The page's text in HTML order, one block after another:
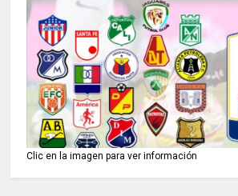
Clic en la imagen para ver información